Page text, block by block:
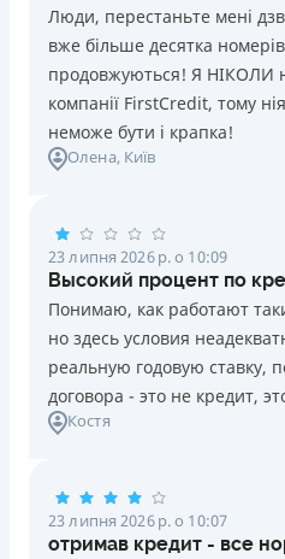
Люди, перестаньте мені
вже більше десятка
продовжуються! Я НІКОЛИ
компанії FirstCredit, тому
неможе бути і крапка!
Олена, Київ
23 липня 2026 р. о 10:09
Высокий процент по
Понимаю, как работают
но здесь условия
реальную годовую ставку,
договора - это не кредит,
Костя
23 липня 2026 р. о 10:07
отримав кредит - все